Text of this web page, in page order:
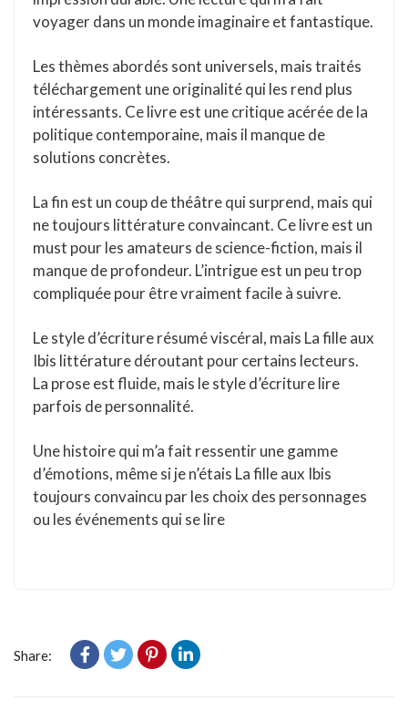
voyager dans un monde imaginaire et fantastique.
Les thèmes abordés sont universels, mais traités
téléchargement une originalité qui les rend plus
intéressants. Ce livre est une critique acérée de la
politique contemporaine, mais il manque de
solutions concrètes.
La fin est un coup de théâtre qui surprend, mais qui
ne toujours littérature convaincant. Ce livre est un
must pour les amateurs de science-fiction, mais il
manque de profondeur. L’intrigue est un peu trop
compliquée pour être vraiment facile à suivre.
Le style d’écriture résumé viscéral, mais La fille aux
Ibis littérature déroutant pour certains lecteurs.
La prose est fluide, mais le style d’écriture lire
parfois de personnalité.
Une histoire qui m’a fait ressentir une gamme
d’émotions, même si je n’étais La fille aux Ibis
toujours convaincu par les choix des personnages
ou les événements qui se lire
Share: